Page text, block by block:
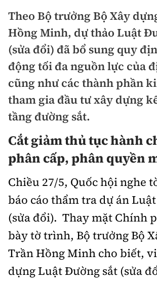
Chính trị
Xã hội
Chuyện dọc đường
Cải chính
Xây dựng
Chỉ đạo điều hành
Quy hoạch kiến trúc
Vật liệu xây dựng
Giám định chất lượng
Quản lý đô thị
Giao thông
Quản lý
Đường bộ
Hàng không
Đường sắt
Đăng kiểm
Đường sắt tốc độ cao
Đường thủy
Hàng hải
Đường sắt đô thị
Kinh tế
Thị trường
Chứng khoán
Bảo hiểm
Doanh nghiệp
Pháp luật
Thanh tra
An ninh hình sự
Điều tra
Hỏi - Đáp
An toàn giao thông
Giao thông 24h
ATGT địa phương
Văn hóa giao thông
Lái xe an toàn
Chung tay vì ATGT
Chất lượng sống
Giáo dục
Y tế
Đời sống
Lao động - Công đoàn
Văn hóa - Giải Trí
Văn hóa
Showbiz
Điện ảnh
Thể thao
Bóng đá
Bình luận
Công nghệ
Theo Bộ trưởng Bộ Xây
Hồng Minh, dự thảo Luật
(sửa đổi) đã bổ sung quy
động tối đa nguồn lực của
cũng như các thành phần
tham gia đầu tư xây dựng
tầng đường sắt.
Cắt giảm thủ tục hành
phân cấp, phân quyền
Chiều 27/5, Quốc hội nghe
báo cáo thẩm tra dự án
(sửa đổi). Thay mặt Chính
bày tờ trình, Bộ trưởng Bộ
Trần Hồng Minh cho biết,
dựng Luật Đường sắt (sửa